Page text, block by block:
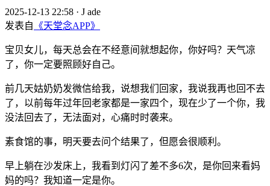
2025-12-13 22:58 · J ade
发表自 《天堂念APP》
宝贝女儿，每天总会在不经意间就想起你，你好吗？天气凉
了，你一定要照顾好自己。
前几天姑奶奶发微信给我，说想我们回家，我说我再也回不去
了，以前每年过年回老家都是一家四个，现在少了一个你，我
没法回去了，无法面对，心痛时时袭来。
素食馆的事，明天要去问个结果了，但愿会很顺利。
早上躺在沙发床上，我看到灯闪了差不多6次，是你回来看妈
妈的吗？我知道一定是你。